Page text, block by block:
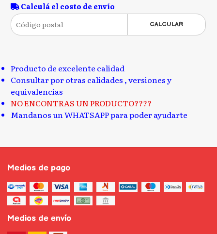
Calculá el costo de envío
CALCULAR
Producto de excelente calidad
Consultar por otras calidades , versiones y
equivalencias
NO ENCONTRAS UN PRODUCTO????
Mandanos un WHATSAPP para poder ayudarte
Medios de pago
Medios de envío